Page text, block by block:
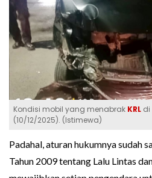
Kondisi mobil yang menabrak KRL di
(10/12/2025). (Istimewa)
Padahal, aturan hukumnya sudah
Tahun 2009 tentang Lalu Lintas